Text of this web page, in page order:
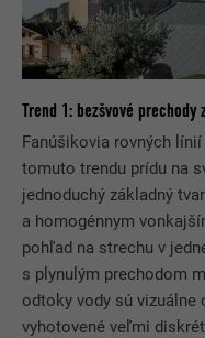
Trend 1: bezšvové
Fanúšikovia rovných
tomuto trendu prídu na
jednoduchý základný
a homogénnym
pohľad na strechu v
s plynulým prechodom
odtoky vody sú vizuálne
vyhotovené veľmi